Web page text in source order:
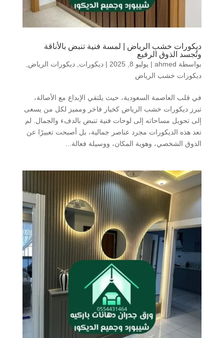
ديكورات خشب الرياض | لمسة فنية تنبض بالأناقة
وتُجسد الذوق الرفيع
بواسطة ahmed
| يوليو 8, 2025 | ديكورات ديكورات الرياض
ديكورات خشب الرياض
في قلب العاصمة السعودية، حيث يلتقي الإبداع مع الأصالة،
تبرز ديكورات خشب الرياض كخيار فاخر ومميز لكل من يسعى
إلى تحويل مساحاته إلى لوحات فنية تنبض بالدفء والجمال. لم
تعد هذه الديكورات مجرد عناصر جمالية، بل أصبحت تعبيرًا عن
الذوق الشخصي، وهوية المكان، ووسيلة فعالة...